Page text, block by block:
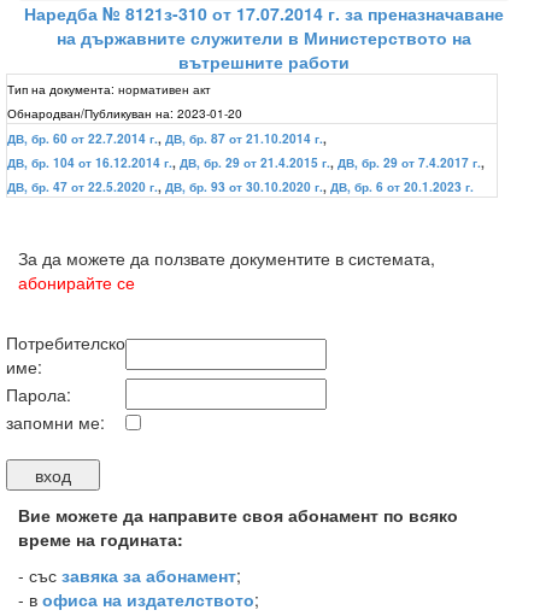
Наредба № 8121з-310 от 17.07.2014 г. за преназначаване
на държавните служители в Министерството на
вътрешните работи
Тип на документа: нормативен акт
Обнародван/Публикуван на: 2023-01-20
ДВ, бр. 60 от 22.7.2014 г., ДВ, бр. 87 от 21.10.2014 г.,
ДВ, бр. 104 от 16.12.2014 г., ДВ, бр. 29 от 21.4.2015 г., ДВ, бр. 29 от 7.4.2017 г.,
ДВ, бр. 47 от 22.5.2020 г., ДВ, бр. 93 от 30.10.2020 г., ДВ, бр. 6 от 20.1.2023 г.
За да можете да ползвате документите в системата,
абонирайте се
Потребителско
име:
Парола:
запомни ме:
Вие можете да направите своя абонамент по всяко
време на годината:
- със завяка за абонамент;
- в офиса на издателството;